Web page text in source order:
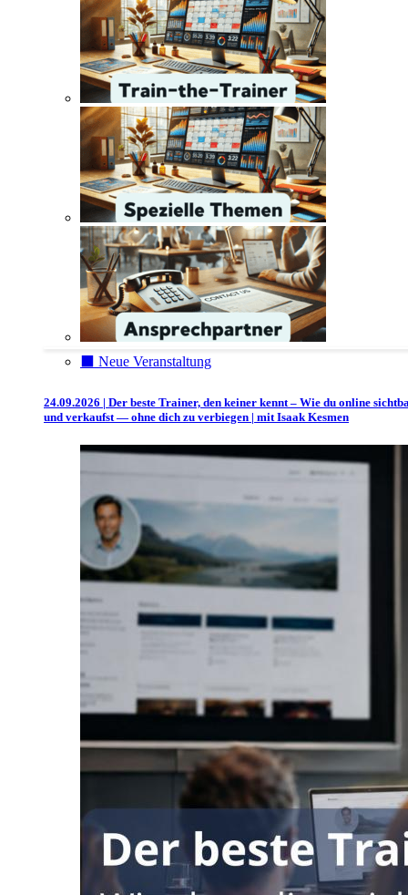
⬛️ Neue Veranstaltung
24.09.2026 | Der beste Trainer, den keiner kennt – Wie du online
und verkaufst — ohne dich zu verbiegen | mit Isaak Kesmen